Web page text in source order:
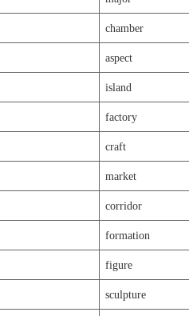
chamber
aspect
island
factory
craft
market
corridor
formation
figure
sculpture